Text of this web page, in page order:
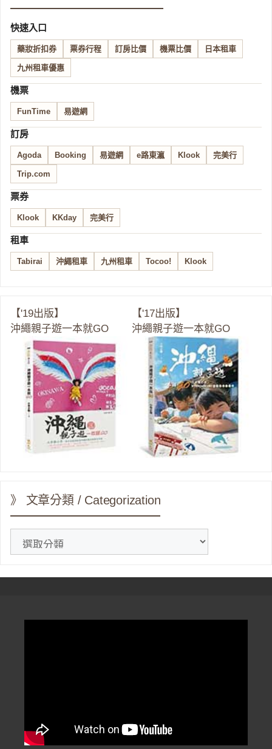
快速入口
藥妝折扣券 票券行程 訂房比價 機票比價 日本租車
九州租車優惠
機票
FunTime 易遊網
訂房
Agoda Booking 易遊網 e路東瀛 Klook 完美行
Trip.com
票券
Klook KKday 完美行
租車
Tabirai 沖繩租車 九州租車 Tocoo! Klook
【'19出版】
沖繩親子遊一本就GO
【'17出版】
沖繩親子遊一本就GO
》 文章分類 / Categorization
分